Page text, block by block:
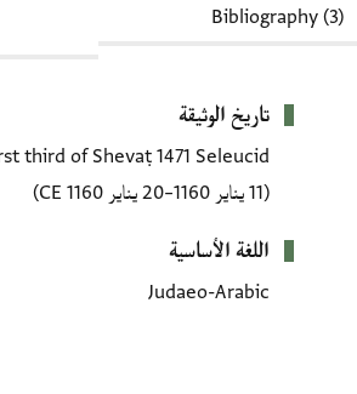
Bibliography (3)
تاريخ الوثيقة
third of Shevaṭ 1471 Seleucid
(11 يناير 1160–20 يناير 1160 CE)
اللغة الأساسية
Judaeo-Arabic